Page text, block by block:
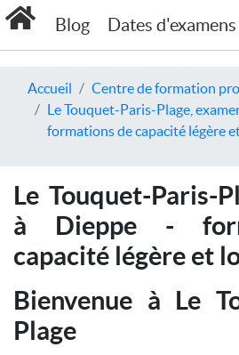
Blog Dates d'examens
Accueil
Centre de formation
Le Touquet-Paris-Plage,
formations de capacité légère
Le Touquet-Paris-
à Dieppe -
capacité légère et
Bienvenue à Le
Plage